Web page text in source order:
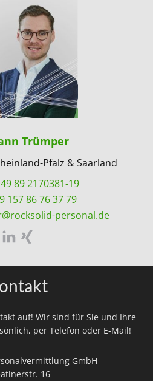
Trümper
Pfalz & Saarland
89 2170381-19
157 86 76 37 79
personal.de
auf! Wir sind für Sie und Ihre
per Telefon oder E-Mail!
GmbH
16